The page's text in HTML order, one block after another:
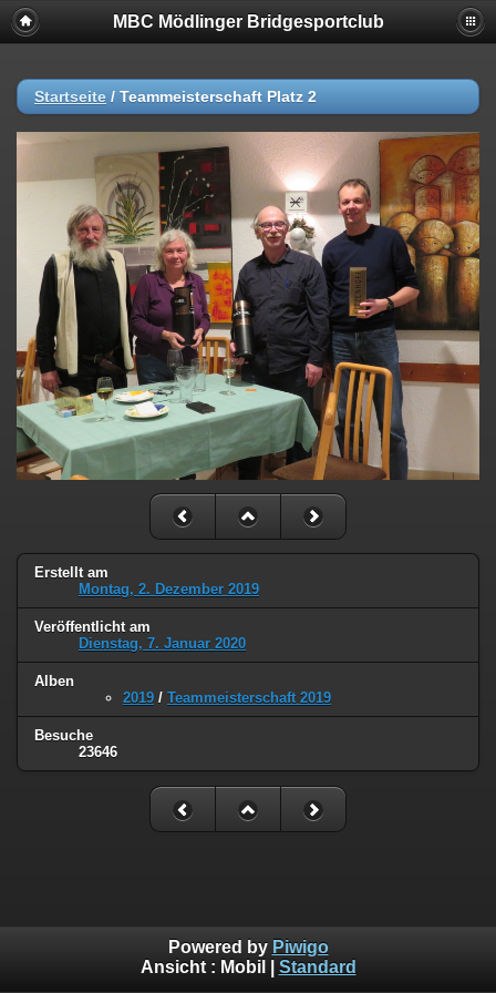
MBC Mödlinger Bridgesportclub
Startseite / Teammeisterschaft Platz 2
Erstellt am
Montag, 2. Dezember 2019
Veröffentlicht am
Dienstag, 7. Januar 2020
Alben
2019 / Teammeisterschaft 2019
Besuche
23646
Powered by Piwigo
Ansicht : Mobil Standard